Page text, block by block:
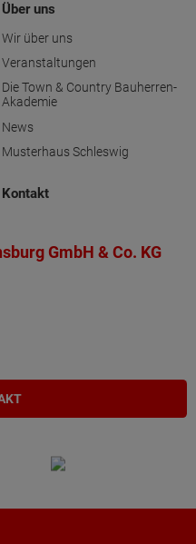
Über uns
Wir über uns
Veranstaltungen
Die Town & Country Bauherren-
Akademie
News
Musterhaus Schleswig
Kontakt
GmbH & Co. KG